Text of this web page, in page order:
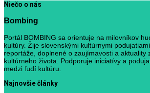
Niečo o nás
Bombing
Portál BOMBING sa orientuje na milovníkov
kultúry. Žije slovenskými kultúrnymi
reportáže, doplnené o zaujímavosti a aktuality
kultúrneho života. Podporuje iniciatívy a
medzi ľudí kultúru.
Najnovšie články